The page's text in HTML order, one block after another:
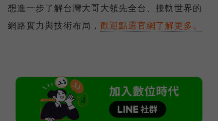
想進一步了解台灣大哥大領先全台、接軌世界的
網路實力與技術布局， 歡迎點選官網了解更多。